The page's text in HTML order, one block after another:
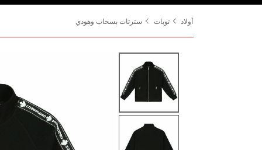
أولاد توبات
سترتات بسحاب وهودي